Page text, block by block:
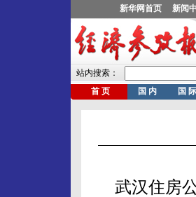
武汉住房